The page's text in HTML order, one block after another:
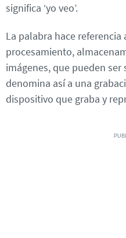
significa ‘yo veo’.
La palabra hace
procesamiento,
imágenes, que pueden
denomina así a una
dispositivo que graba y